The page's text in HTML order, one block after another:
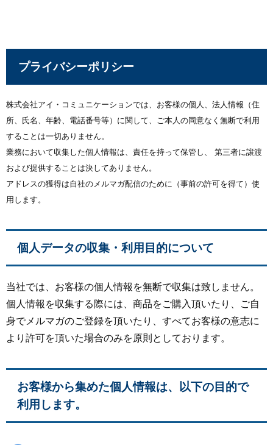
プライバシーポリシー
株式会社アイ・コミュニケーションでは、お客様の個人、法人情報（住
所、氏名、年齢、電話番号等）に関して、ご本人の同意なく無断で利用
することは一切ありません。
業務において収集した個人情報は、責任を持って保管し、 第三者に譲渡
および提供することは決してありません。
アドレスの獲得は自社のメルマガ配信のために（事前の許可を得て）使
用します。
個人データの収集・利用目的について
当社では、お客様の個人情報を無断で収集は致しません。
個人情報を収集する際には、商品をご購入頂いたり、ご自
身でメルマガのご登録を頂いたり、すべてお客様の意志に
より許可を頂いた場合のみを原則としております。
お客様から集めた個人情報は、以下の目的で
利用します。